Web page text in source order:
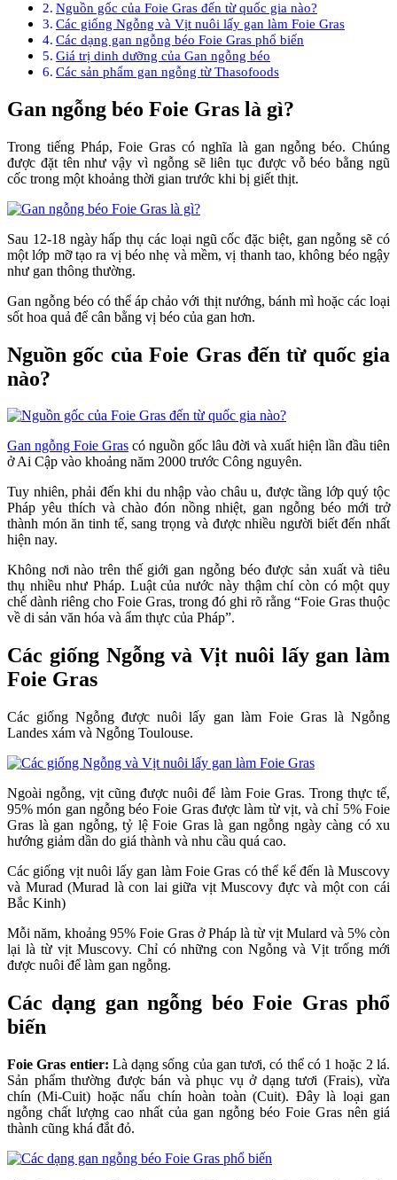
Nguồn gốc của Foie Gras đến từ quốc gia nào?
Các giống Ngỗng và Vịt nuôi lấy gan làm Foie Gras
Các dạng gan ngỗng béo Foie Gras phổ biến
Giá trị dinh dưỡng của Gan ngỗng béo
Các sản phẩm gan ngỗng từ Thasofoods
Gan ngỗng béo Foie Gras là gì?
Trong tiếng Pháp, Foie Gras có nghĩa là gan ngỗng béo. Chúng
được đặt tên như vậy vì ngỗng sẽ liên tục được vỗ béo bằng ngũ
cốc trong một khoảng thời gian trước khi bị giết thịt.
Sau 12-18 ngày hấp thụ các loại ngũ cốc đặc biệt, gan ngỗng sẽ có
một lớp mỡ tạo ra vị béo nhẹ và mềm, vị thanh tao, không béo ngậy
như gan thông thường.
Gan ngỗng béo có thể áp chảo với thịt nướng, bánh mì hoặc các loại
sốt hoa quả để cân bằng vị béo của gan hơn.
Nguồn gốc của Foie Gras đến từ quốc gia
nào?
Gan ngỗng Foie Gras có nguồn gốc lâu đời và xuất hiện lần đầu tiên
ở Ai Cập vào khoảng năm 2000 trước Công nguyên.
Tuy nhiên, phải đến khi du nhập vào châu u, được tầng lớp quý tộc
Pháp yêu thích và chào đón nồng nhiệt, gan ngỗng béo mới trở
thành món ăn tinh tế, sang trọng và được nhiều người biết đến nhất
hiện nay.
Không nơi nào trên thế giới gan ngỗng béo được sản xuất và tiêu
thụ nhiều như Pháp. Luật của nước này thậm chí còn có một quy
chế dành riêng cho Foie Gras, trong đó ghi rõ rằng “Foie Gras thuộc
về di sản văn hóa và ẩm thực của Pháp”.
Các giống Ngỗng và Vịt nuôi lấy gan làm
Foie Gras
Các giống Ngỗng được nuôi lấy gan làm Foie Gras là Ngỗng
Landes xám và Ngỗng Toulouse.
Ngoài ngỗng, vịt cũng được nuôi để làm Foie Gras. Trong thực tế,
95% món gan ngỗng béo Foie Gras được làm từ vịt, và chỉ 5% Foie
Gras là gan ngỗng, tỷ lệ Foie Gras là gan ngỗng ngày càng có xu
hướng giảm dần do giá thành và nhu cầu quá cao.
Các giống vịt nuôi lấy gan làm Foie Gras có thể kể đến là Muscovy
và Murad (Murad là con lai giữa vịt Muscovy đực và một con cái
Bắc Kinh)
Mỗi năm, khoảng 95% Foie Gras ở Pháp là từ vịt Mulard và 5% còn
lại là từ vịt Muscovy. Chỉ có những con Ngỗng và Vịt trống mới
được nuôi để làm gan ngỗng.
Các dạng gan ngỗng béo Foie Gras phổ
biến
Foie Gras entier: Là dạng sống của gan tươi, có thể có 1 hoặc 2 lá.
Sản phẩm thường được bán và phục vụ ở dạng tươi (Frais), vừa
chín (Mi-Cuit) hoặc nấu chín hoàn toàn (Cuit). Đây là loại gan
ngỗng chất lượng cao nhất của gan ngỗng béo Foie Gras nên giá
thành cũng khá đắt đỏ.